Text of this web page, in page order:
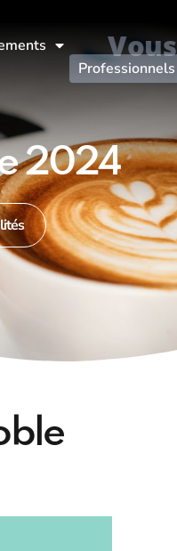
Professionnels
2024